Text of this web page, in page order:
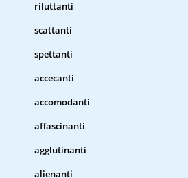
riluttanti
scattanti
spettanti
accecanti
accomodanti
affascinanti
agglutinanti
alienanti